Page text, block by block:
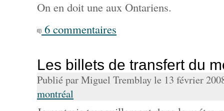
On en doit une aux Ontariens.
6 commentaires
Les billets de transfert du
Publié par Miguel Tremblay le 13 février
montréal